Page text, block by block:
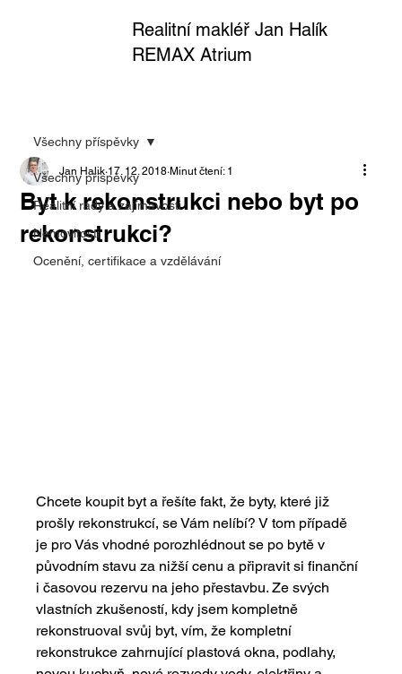
Realitní makléř Jan Halík
REMAX Atrium
Všechny příspěvky
Realitní rady a zajímavosti
Nemovitosti
Ocenění, certifikace a vzdělávání
Všechny příspěvky
Byt k rekonstrukci nebo byt po
rekonstrukci?
Jan Halik 17. 12. 2018 Minut čtení: 1
Chcete koupit byt a řešíte fakt, že byty, které již
prošly rekonstrukcí, se Vám nelíbí? V tom případě
je pro Vás vhodné porozhlédnout se po bytě v
původním stavu za nižší cenu a připravit si finanční
i časovou rezervu na jeho přestavbu. Ze svých
vlastních zkušeností, kdy jsem kompletně
rekonstruoval svůj byt, vím, že kompletní
rekonstrukce zahrnující plastová okna, podlahy,